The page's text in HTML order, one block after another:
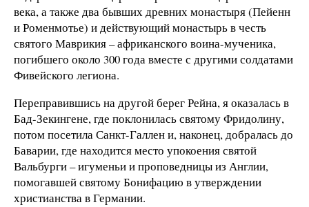
века, а также два бывших древних монастыря (Пейенн
и Роменмотье) и действующий монастырь в честь
святого Маврикия – африканского воина-мученика,
погибшего около 300 года вместе с другими солдатами
Фивейского легиона.
Переправившись на другой берег Рейна, я оказалась в
Бад-Зекингене, где поклонилась святому Фридолину,
потом посетила Санкт-Галлен и, наконец, добралась до
Баварии, где находится место упокоения святой
Вальбурги – игуменьи и проповедницы из Англии,
помогавшей святому Бонифацию в утверждении
христианства в Германии.